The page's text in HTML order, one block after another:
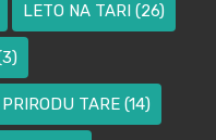
LETO NA TARI (26)
TARE (14)